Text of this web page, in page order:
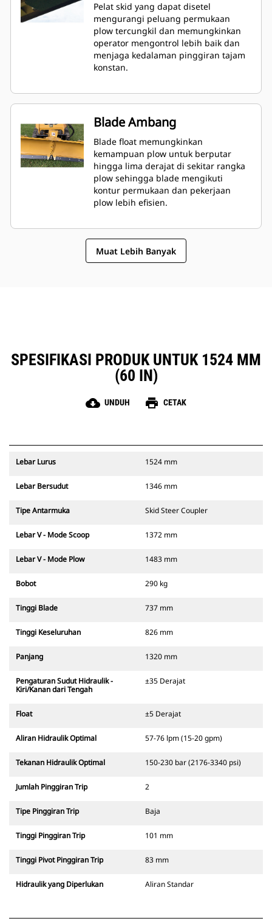
Pelat skid yang dapat disetel
mengurangi peluang permukaan
plow tercungkil dan memungkinkan
operator mengontrol lebih baik dan
menjaga kedalaman pinggiran tajam
konstan.
Blade Ambang
Blade float memungkinkan
kemampuan plow untuk berputar
hingga lima derajat di sekitar rangka
plow sehingga blade mengikuti
kontur permukaan dan pekerjaan
plow lebih efisien.
Muat Lebih Banyak
SPESIFIKASI PRODUK UNTUK 1524 MM
(60 IN)
cloud_download UNDUH print CETAK
Lebar Lurus 1524 mm
Lebar Bersudut 1346 mm
Tipe Antarmuka Skid Steer Coupler
Lebar V - Mode Scoop 1372 mm
Lebar V - Mode Plow 1483 mm
Bobot 290 kg
Tinggi Blade 737 mm
Tinggi Keseluruhan 826 mm
Panjang 1320 mm
Pengaturan Sudut Hidraulik -
Kiri/Kanan dari Tengah
±35 Derajat
Float ±5 Derajat
Aliran Hidraulik Optimal 57-76 lpm (15-20 gpm)
Tekanan Hidraulik Optimal 150-230 bar (2176-3340 psi)
Jumlah Pinggiran Trip 2
Tipe Pinggiran Trip Baja
Tinggi Pinggiran Trip 101 mm
Tinggi Pivot Pinggiran Trip 83 mm
Hidraulik yang Diperlukan Aliran Standar